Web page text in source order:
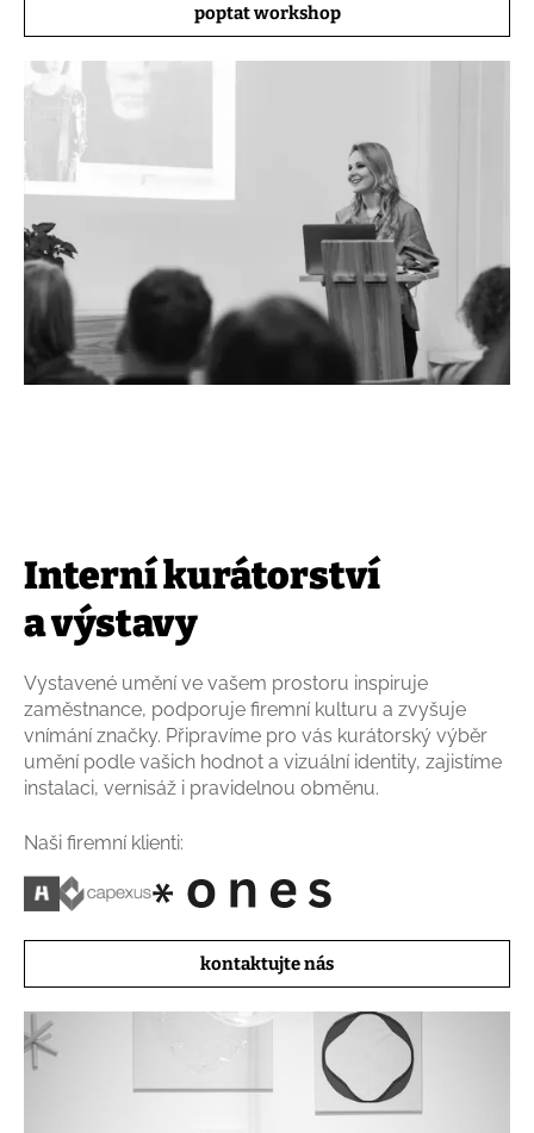
poptat workshop
Interní kurátorství
a výstavy
Vystavené umění ve vašem prostoru inspiruje
zaměstnance, podporuje firemní kulturu a zvyšuje
vnímání značky. Připravíme pro vás kurátorský výběr
umění podle vašich hodnot a vizuální identity, zajistíme
instalaci, vernisáž i pravidelnou obměnu.
Naši firemní klienti:
kontaktujte nás